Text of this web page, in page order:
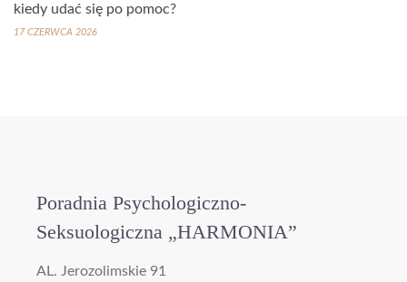
kiedy udać się po pomoc?
17 CZERWCA 2026
Poradnia Psychologiczno-
Seksuologiczna „HARMONIA”
AL. Jerozolimskie 91